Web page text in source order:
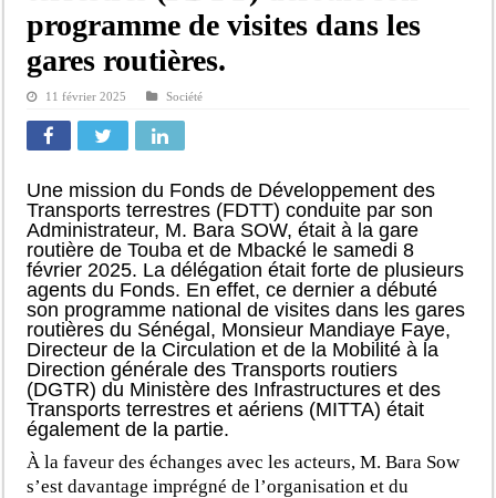
programme de visites dans les
gares routières.
11 février 2025 Société
Une mission du Fonds de Développement des
Transports terrestres (FDTT) conduite par son
Administrateur, M. Bara SOW, était à la gare
routière de Touba et de Mbacké le samedi 8
février 2025. La délégation était forte de plusieurs
agents du Fonds. En effet, ce dernier a débuté
son programme national de visites dans les gares
routières du Sénégal, Monsieur Mandiaye Faye,
Directeur de la Circulation et de la Mobilité à la
Direction générale des Transports routiers
(DGTR) du Ministère des Infrastructures et des
Transports terrestres et aériens (MITTA) était
également de la partie.
À la faveur des échanges avec les acteurs, M. Bara Sow
s’est davantage imprégné de l’organisation et du